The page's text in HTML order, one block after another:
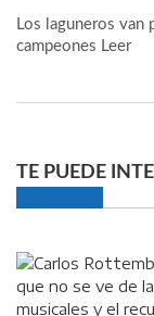
Los laguneros van
campeones Leer
TE PUEDE